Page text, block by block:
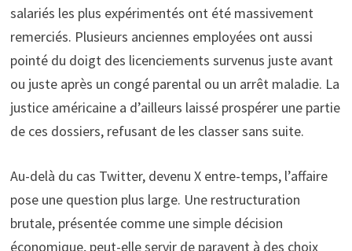
salariés les plus expérimentés ont été massivement
remerciés. Plusieurs anciennes employées ont aussi
pointé du doigt des licenciements survenus juste avant
ou juste après un congé parental ou un arrêt maladie. La
justice américaine a d’ailleurs laissé prospérer une partie
de ces dossiers, refusant de les classer sans suite.
Au-delà du cas Twitter, devenu X entre-temps, l’affaire
pose une question plus large. Une restructuration
brutale, présentée comme une simple décision
économique, peut-elle servir de paravent à des choix